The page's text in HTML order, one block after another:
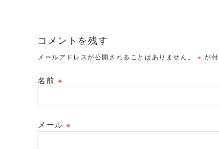
コメントを残す
メールアドレスが公開されることはありません。 ※ が
名前 ※
メール※